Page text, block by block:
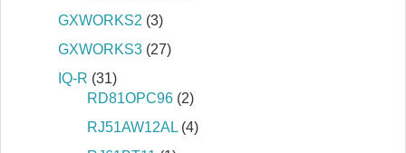
GXWORKS2 (3)
GXWORKS3 (27)
IQ‐R (31)
RD81OPC96 (2)
RJ51AW12AL (4)